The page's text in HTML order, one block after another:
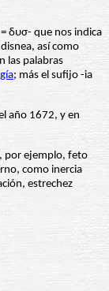
δυσ- que nos indica
así como
las palabras
; más el sufijo -ia
año 1672, y en
por ejemplo, feto
como inercia
estrechez